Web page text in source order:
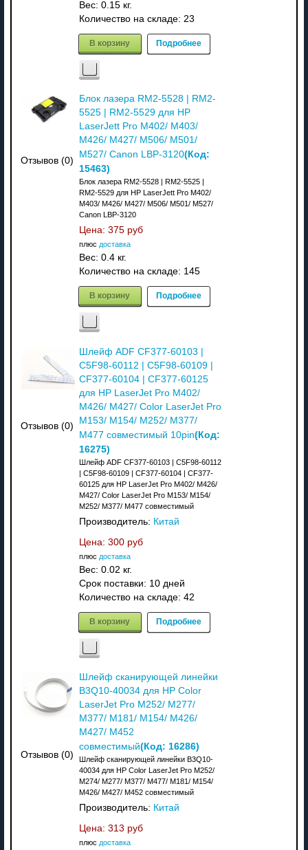
Вес: 0.15 кг.
Количество на складе: 23
В корзину Подробнее
Отзывов (0)
Блок лазера RM2-5528 | RM2-
5525 | RM2-5529 для HP
LaserJett Pro M402/ M403/
M426/ M427/ M506/ M501/
M527/ Canon LBP-3120(Код:
15463)
Блок лазера RM2-5528 | RM2-5525 |
RM2-5529 для HP LaserJett Pro M402/
M403/ M426/ M427/ M506/ M501/ M527/
Canon LBP-3120
Цена: 375 руб
плюс доставка
Вес: 0.4 кг.
Количество на складе: 145
В корзину Подробнее
Отзывов (0)
Шлейф ADF CF377-60103 |
C5F98-60112 | C5F98-60109 |
CF377-60104 | CF377-60125
для HP LaserJet Pro M402/
M426/ M427/ Color LaserJet Pro
M153/ M154/ M252/ M377/
M477 совместимый 10pin(Код:
16275)
Шлейф ADF CF377-60103 | C5F98-60112
| C5F98-60109 | CF377-60104 | CF377-
60125 для HP LaserJet Pro M402/ M426/
M427/ Color LaserJet Pro M153/ M154/
M252/ M377/ M477 совместимый
Производитель: Китай
Цена: 300 руб
плюс доставка
Вес: 0.02 кг.
Срок поставки: 10 дней
Количество на складе: 42
В корзину Подробнее
Отзывов (0)
Шлейф сканирующей линейки
B3Q10-40034 для HP Color
LaserJet Pro M252/ M277/
M377/ M181/ M154/ M426/
M427/ M452
совместимый(Код: 16286)
Шлейф сканирующей линейки B3Q10-
40034 для HP Color LaserJet Pro M252/
M274/ M277/ M377/ M477/ M181/ M154/
M426/ M427/ M452 совместимый
Производитель: Китай
Цена: 313 руб
плюс доставка